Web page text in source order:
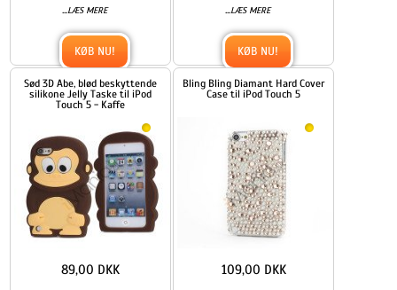
...LÆS MERE
KØB NU!
...LÆS MERE
KØB NU!
Sød 3D Abe, blød beskyttende
silikone Jelly Taske til iPod
Touch 5 - Kaffe
89,00 DKK
Bling Bling Diamant Hard Cover
Case til iPod Touch 5
109,00 DKK